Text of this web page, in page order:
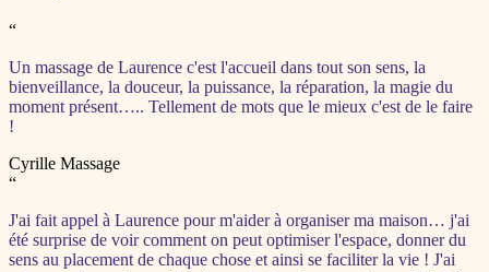
“
Un massage de Laurence c'est l'accueil dans tout son sens, la
bienveillance, la douceur, la puissance, la réparation, la magie du
moment présent….. Tellement de mots que le mieux c'est de le faire
!
Cyrille Massage
“
J'ai fait appel à Laurence pour m'aider à organiser ma maison… j'ai
été surprise de voir comment on peut optimiser l'espace, donner du
sens au placement de chaque chose et ainsi se faciliter la vie ! J'ai